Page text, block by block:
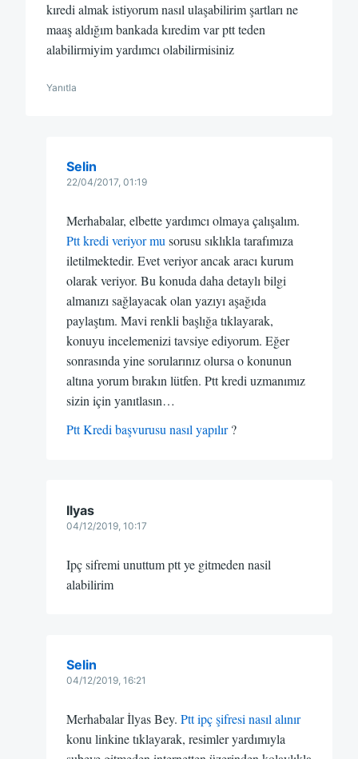
kıredi almak istiyorum nasıl ulaşabilirim şartları ne
maaş aldığım bankada kıredim var ptt teden
alabilirmiyim yardımcı olabilirmisiniz
Yanıtla
Selin
22/04/2017, 01:19
Merhabalar, elbette yardımcı olmaya çalışalım.
Ptt kredi veriyor mu sorusu sıklıkla tarafımıza
iletilmektedir. Evet veriyor ancak aracı kurum
olarak veriyor. Bu konuda daha detaylı bilgi
almanızı sağlayacak olan yazıyı aşağıda
paylaştım. Mavi renkli başlığa tıklayarak,
konuyu incelemenizi tavsiye ediyorum. Eğer
sonrasında yine sorularınız olursa o konunun
altına yorum bırakın lütfen. Ptt kredi uzmanımız
sizin için yanıtlasın…
Ptt Kredi başvurusu nasıl yapılır?
Ilyas
04/12/2019, 10:17
Ipç sifremi unuttum ptt ye gitmeden nasil
alabilirim
Selin
04/12/2019, 16:21
Merhabalar İlyas Bey.Ptt ipç şifresi nasıl alınır
konu linkine tıklayarak, resimler yardımıyla